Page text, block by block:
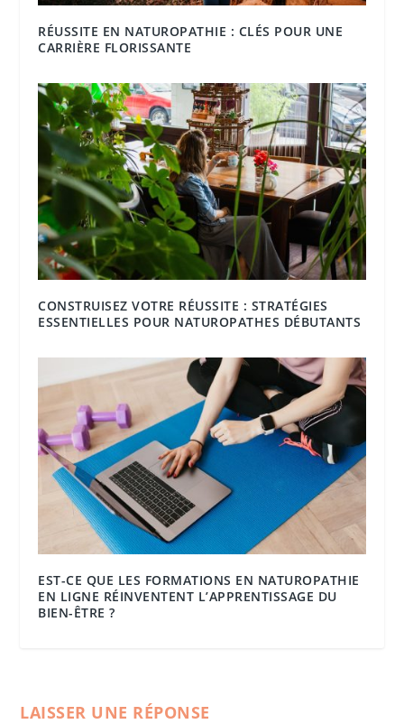
RÉUSSITE EN NATUROPATHIE : CLÉS POUR UNE
CARRIÈRE FLORISSANTE
CONSTRUISEZ VOTRE RÉUSSITE : STRATÉGIES
ESSENTIELLES POUR NATUROPATHES DÉBUTANTS
EST-CE QUE LES FORMATIONS EN NATUROPATHIE
EN LIGNE RÉINVENTENT L’APPRENTISSAGE DU
BIEN-ÊTRE ?
LAISSER UNE RÉPONSE